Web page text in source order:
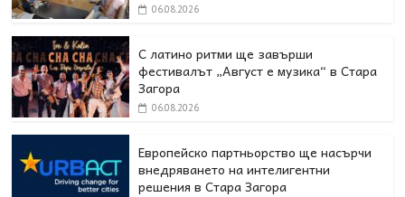
06.08.2026
С латино ритми ще завърши
фестивалът „Август е музика“ в Стара
Загора
06.08.2026
Европейско партньорство ще насърчи
внедряването на интелигентни
решения в Стара Загора